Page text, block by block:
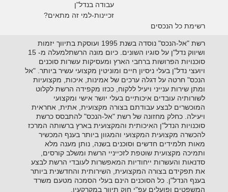
עבודה בנדל"ן
זכיינות-למי זה מתאים?
רשימת כל הנכסים
רשת "אל-הנכס" נוסדה בשנת 1995 ועוסקת בתיווך יזמות
ושיווק נדל"ן על סוגיו השונים. כיום מונה הרשתלמעלה מ- 15
סוכנויות הפרושות ברחבי הארץ ומעסיקות עשרות סוכנים
ויועצי נדל"ן בעלי ניסיון חיים ומוניטין מקצועי עשיר ביותר. "אל
הנכס" חרטה על דגלה ערכים של אמינות, איכות, מקצועיות
ומתן שירות ענייני ויעיל ללקוח, ככזו מקפידה הרשת לקלוט
לשורותיה עובדים איכותיים בעלי יושר אישי ומקצועי
המוכשרים לבצע עבודתם בצורה מקצועית, אתית, אחראית
ויעילה. כחלק מחזונה של רשת "אל-הנכס" להתבסס כרשת
סוכנויות הנדל"ן האיכותית והמקצועית בארץ ברשותה המרכז
להכשרה מקצועית המקצועי והמגוון ביותר בענף המכשיר
מאות תלמידים חדשים וסוכנים בשנה, נותן מענה מלא
ותמיכה מקצועית שוטפת לזכייניי הרשת ומשלב קורסים,
סדנאות והעשרות ייחודיות המאפשרות לעובדי הרשת לבצע
את תפקידם בצורה המקצועית, השירותית והחדשנית ביותר
בענף הנדל"ן. כל הסוכנים הינם בעלי הסמכה מטעם משרד
המשפטים ופועלים עפ"י חוק תיווך במקרקעין.